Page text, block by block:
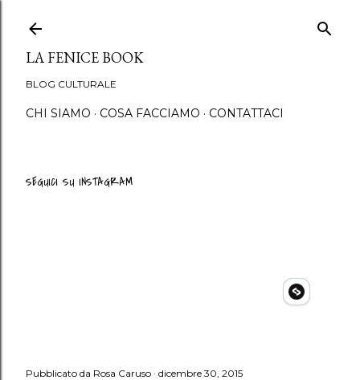
Passa ai contenuti
LA FENICE BOOK
BLOG CULTURALE
CHI SIAMO COSA FACCIAMO CONTATTACI
SEGUICI SU INSTAGRAM
Pubblicato da Rosa Caruso dicembre 30, 2015